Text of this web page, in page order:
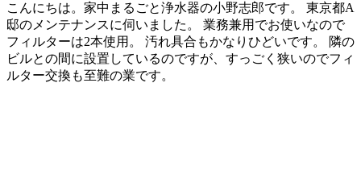
こんにちは。家中まるごと浄水器の小野志郎です。 東京都A
邸のメンテナンスに伺いました。 業務兼用でお使いなので
フィルターは2本使用。 汚れ具合もかなりひどいです。 隣の
ビルとの間に設置しているのですが、すっごく狭いのでフィ
ルター交換も至難の業です。